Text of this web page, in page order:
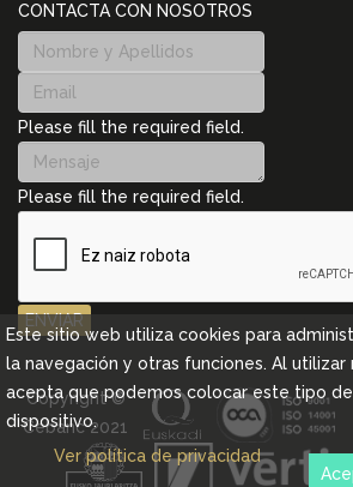
CONTACTA CON NOSOTROS
Please fill the required field.
Please fill the required field.
ENVIAR
Copyright ©
Cebanc 2021
Este sitio web utiliza cookies para
la navegación y otras funciones. Al
acepta que podemos colocar este tipo
dispositivo.
Ver política de privacidad